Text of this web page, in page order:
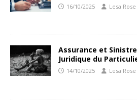
16/10/2025 Lesa Rose
Assurance et
Juridique du
14/10/2025 Lesa Rose